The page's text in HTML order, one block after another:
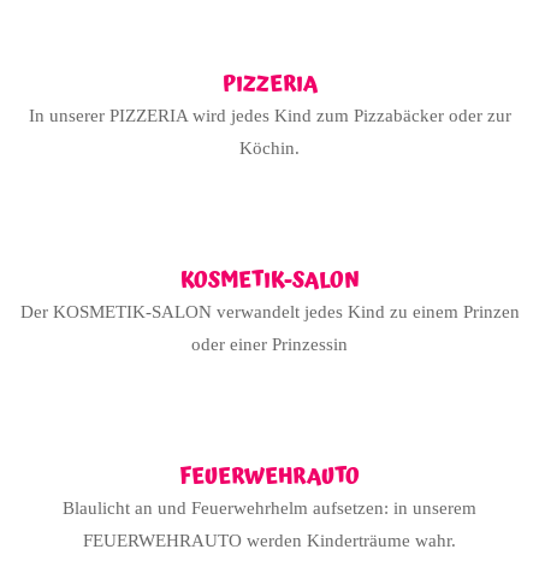
PIZZERIA
In unserer PIZZERIA wird jedes Kind zum Pizzabäcker oder zur
Köchin.
KOSMETIK-SALON
Der KOSMETIK-SALON verwandelt jedes Kind zu einem Prinzen
oder einer Prinzessin
FEUERWEHRAUTO
Blaulicht an und Feuerwehrhelm aufsetzen: in unserem
FEUERWEHRAUTO werden Kinderträume wahr.